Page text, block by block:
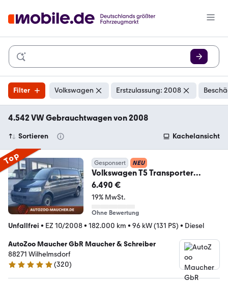
Filter Volkswagen Erstzulassung: 2008
4.542 VW Gebrauchtwagen von 2008
Sortieren Kachelansicht
Top Gesponsert NEU
Volkswagen T5 Transporter
Kasten lang 2.5TDI
AHK/TÜV12.2027
6.490 €
19% MwSt.
Ohne Bewertung
Unfallfrei • EZ 10/2008• 182.000 km • 96 kW (131 PS) • Diesel
AutoZoo Maucher GbR Maucher & Schreiber
88271 Wilhelmsdorf
4.9 Sterne
(320)